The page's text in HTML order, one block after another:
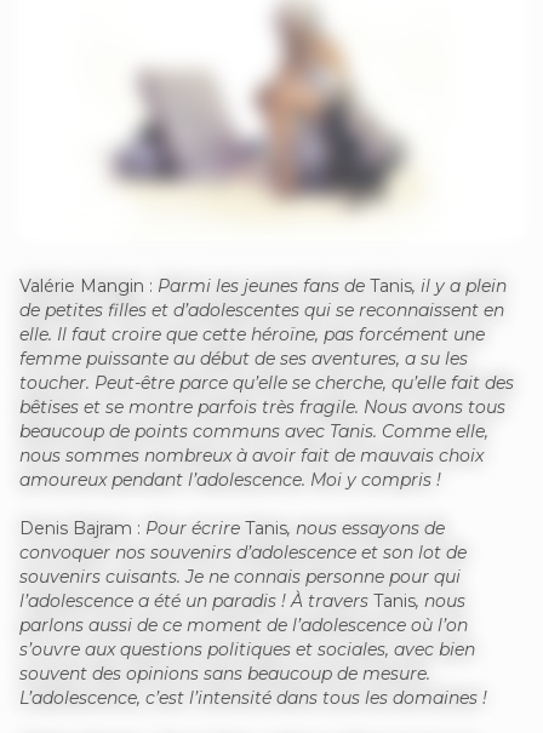
Valérie Mangin : Parmi les jeunes fans de Tanis, il y a plein
de petites filles et d’adolescentes qui se reconnaissent en
elle. Il faut croire que cette héroïne, pas forcément une
femme puissante au début de ses aventures, a su les
toucher. Peut-être parce qu’elle se cherche, qu’elle fait des
bêtises et se montre parfois très fragile. Nous avons tous
beaucoup de points communs avec Tanis. Comme elle,
nous sommes nombreux à avoir fait de mauvais choix
amoureux pendant l’adolescence. Moi y compris !
Denis Bajram : Pour écrire Tanis, nous essayons de
convoquer nos souvenirs d’adolescence et son lot de
souvenirs cuisants. Je ne connais personne pour qui
l’adolescence a été un paradis ! À travers Tanis, nous
parlons aussi de ce moment de l’adolescence où l’on
s’ouvre aux questions politiques et sociales, avec bien
souvent des opinions sans beaucoup de mesure.
L’adolescence, c’est l’intensité dans tous les domaines !